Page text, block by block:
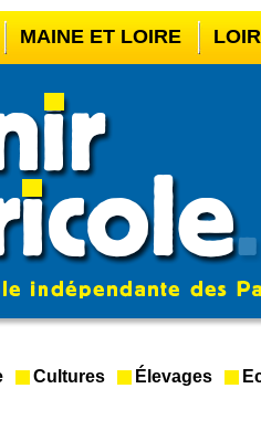
MAINE ET LOIRE
BOOKMAKER
LÉGAL
Cultures Élevages